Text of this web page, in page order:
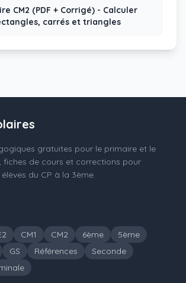
CM2 (PDF + Corrigé) - Calculer
carrés et triangles
gratuites pour le primaire et le
fiches de cours et corrections pour
du CP à la 3ème.
CM1 CM2 6ème
5ème
GS Références
Seconde